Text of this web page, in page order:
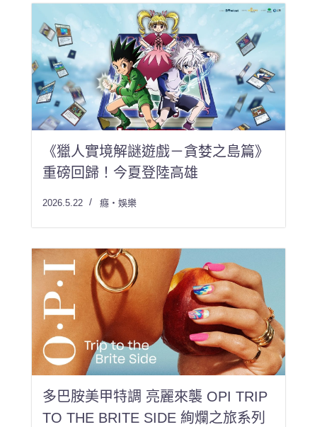
《獵人實境解謎遊戲－貪婪之島篇》
重磅回歸！今夏登陸高雄
2026.5.22 癮・娛樂
多巴胺美甲特調 亮麗來襲 OPI TRIP
TO THE BRITE SIDE 絢爛之旅系列